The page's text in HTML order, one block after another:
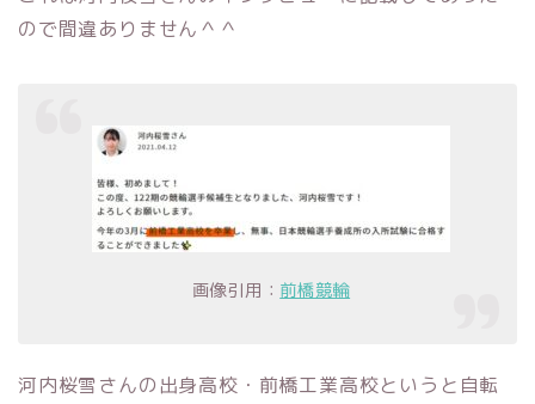
ので間違ありません＾＾
画像引用： 前橋競輪
河内桜雪さんの出身高校・前橋工業高校というと自転